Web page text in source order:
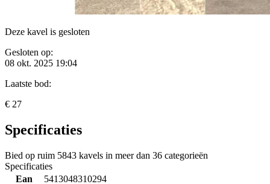
Deze kavel is gesloten
Gesloten op:
08 okt. 2025 19:04
Laatste bod:
€ 27
Specificaties
Bied op ruim 5843 kavels in meer dan 36 categorieën
Specificaties
Ean
5413048310294